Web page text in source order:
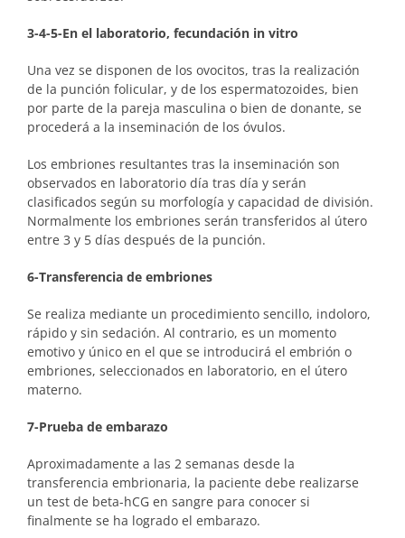
3-4-5-En el laboratorio, fecundación in vitro
Una vez se disponen de los ovocitos, tras la realización
de la punción folicular, y de los espermatozoides, bien
por parte de la pareja masculina o bien de donante, se
procederá a la inseminación de los óvulos.
Los embriones resultantes tras la inseminación son
observados en laboratorio día tras día y serán
clasificados según su morfología y capacidad de división.
Normalmente los embriones serán transferidos al útero
entre 3 y 5 días después de la punción.
6-Transferencia de embriones
Se realiza mediante un procedimiento sencillo, indoloro,
rápido y sin sedación. Al contrario, es un momento
emotivo y único en el que se introducirá el embrión o
embriones, seleccionados en laboratorio, en el útero
materno.
7-Prueba de embarazo
Aproximadamente a las 2 semanas desde la
transferencia embrionaria, la paciente debe realizarse
un test de beta-hCG en sangre para conocer si
finalmente se ha logrado el embarazo.